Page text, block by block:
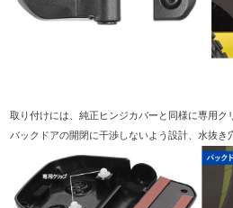
取り付けには、純正ヒンジカバーと同様に専用ク
バックドアの開閉に干渉しないよう設計、水抜き